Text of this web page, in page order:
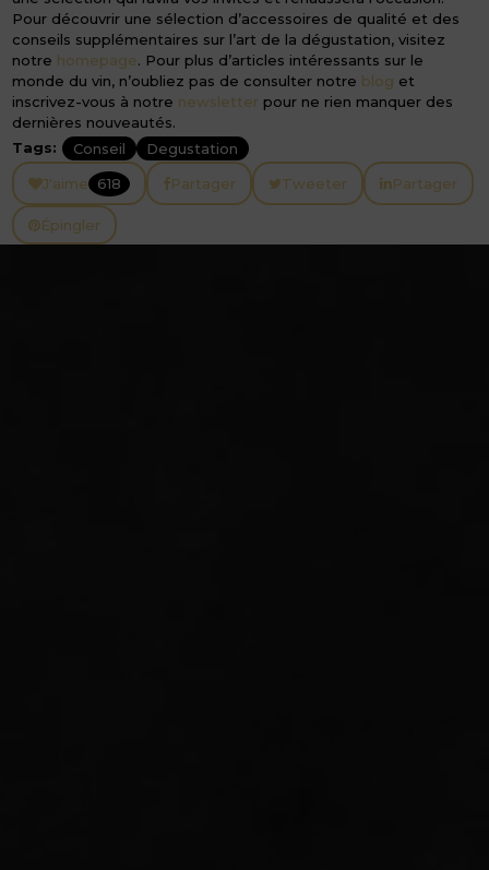
Pour découvrir une sélection d’accessoires de qualité et des
conseils supplémentaires sur l’art de la dégustation, visitez
notre homepage. Pour plus d’articles intéressants sur le
monde du vin, n’oubliez pas de consulter notre blog et
inscrivez-vous à notre newsletter pour ne rien manquer des
dernières nouveautés.
Tags:
Conseil
Degustation
J'aime 618 Partager Tweeter Partager
Épingler